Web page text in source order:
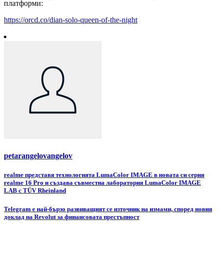
платформи:
https://orcd.co/dian-solo-queen-of-the-night
petarangelovangelov
Навигация
realme представя технологията LumaColor IMAGE в новата си серия
realme 16 Pro и създава съвместна лаборатория LumaColor IMAGE
LAB с TÜV Rheinland
Telegram е най-бързо развиващият се източник на измами, според новия
доклад на Revolut за финансовата престъпност